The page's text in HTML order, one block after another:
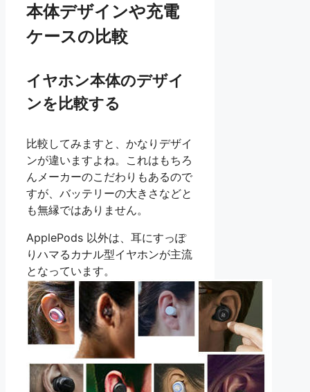
本体デザインや充電
ケースの比較
イヤホン本体のデザイ
ンを比較する
比較してみますと、かなりデザイ
ンが違いますよね。これはもちろ
んメーカーのこだわりもあるので
すが、バッテリーの大きさなどと
も無縁ではありません。
ApplePods 以外は、耳にすっぽ
りハマるカナル型イヤホンが主流
となっています。